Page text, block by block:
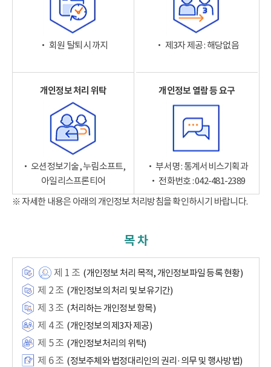
‧ 회원 탈퇴 시까지 ‧ 제3자 제공 : 해당없음
개인정보 처리 위탁
‧ 오션정보기술, 누림소프트,
아일리스프론티어
개인정보 열람 등 요구
‧ 부서명 : 통계서비스기획과
‧ 전화번호 : 042-481-2389
※ 자세한 내용은 아래의 개인정보 처리방침을 확인하시기 바랍니다.
목 차
제 1 조 (개인정보 처리 목적, 개인정보파일 등록 현황)
제 2 조 (개인정보의 처리 및 보유기간)
제 3 조 (처리하는 개인정보 항목)
제 4 조 (개인정보의 제3자 제공)
제 5 조 (개인정보처리의 위탁)
제 6 조 (정보주체와 법정대리인의 권리·의무 및 행사방법)